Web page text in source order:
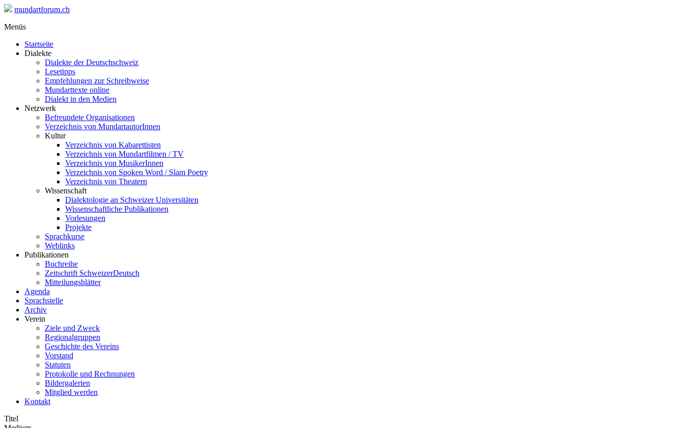
mundartforum.ch
Menüs
Startseite
Dialekte
Dialekte der Deutschschweiz
Lesetipps
Empfehlungen zur Schreibweise
Mundarttexte online
Dialekt in den Medien
Netzwerk
Befreundete Organisationen
Verzeichnis von MundartautorInnen
Kultur
Verzeichnis von Kabarettisten
Verzeichnis von Mundartfilmen / TV
Verzeichnis von MusikerInnen
Verzeichnis von Spoken Word / Slam Poetry
Verzeichnis von Theatern
Wissenschaft
Dialektologie an Schweizer Universitäten
Wissenschaftliche Publikationen
Vorlesungen
Projekte
Sprachkurse
Weblinks
Publikationen
Buchreihe
Zeitschrift SchweizerDeutsch
Mitteilungsblätter
Agenda
Sprachstelle
Archiv
Verein
Ziele und Zweck
Regionalgruppen
Geschichte des Vereins
Vorstand
Statuten
Protokolle und Rechnungen
Bildergalerien
Mitglied werden
Kontakt
Titel